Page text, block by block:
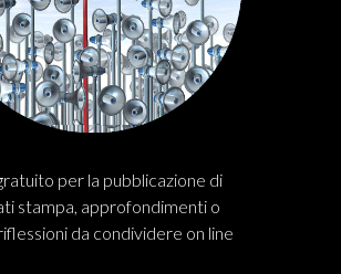
per la pubblicazione di
stampa, approfondimenti o
da condividere on line